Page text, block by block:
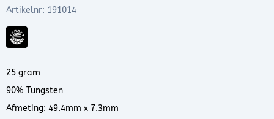
Artikelnr: 191014
25 gram
90% Tungsten
Afmeting: 49.4mm x 7.3mm